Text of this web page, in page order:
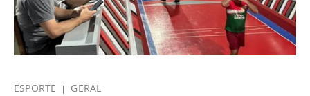
ESPORTE GERAL